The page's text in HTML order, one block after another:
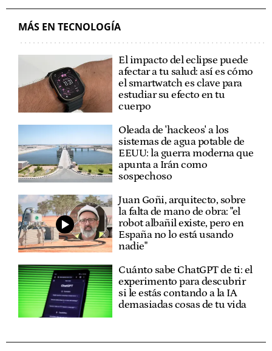
MÁS EN TECNOLOGÍA
El impacto del eclipse puede
afectar a tu salud: así es cómo
el smartwatch es clave para
estudiar su efecto en tu
cuerpo
Oleada de 'hackeos' a los
sistemas de agua potable de
EEUU: la guerra moderna que
apunta a Irán como
sospechoso
Juan Goñi, arquitecto, sobre
la falta de mano de obra: "el
robot albañil existe, pero en
España no lo está usando
nadie"
Cuánto sabe ChatGPT de ti: el
experimento para descubrir
si le estás contando a la IA
demasiadas cosas de tu vida